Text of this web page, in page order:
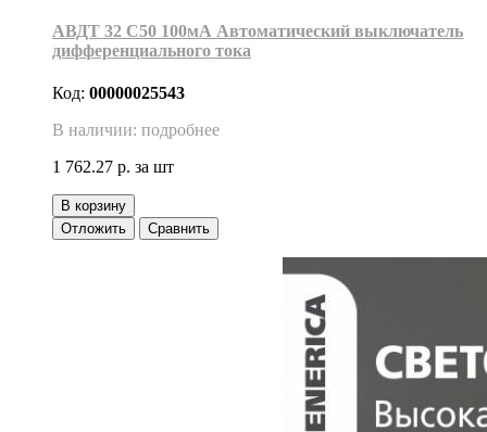
АВДТ 32 С50 100мА Автоматический выключатель
дифференциального тока
Код: 00000025543
В наличии: подробнее
1 762.27 р. за шт
В корзину
Отложить
Сравнить